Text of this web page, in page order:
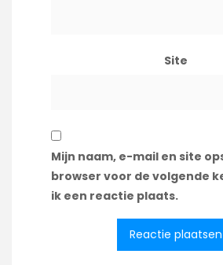
Site
Mijn naam, e-mail en site
browser voor de volgende
ik een reactie plaats.